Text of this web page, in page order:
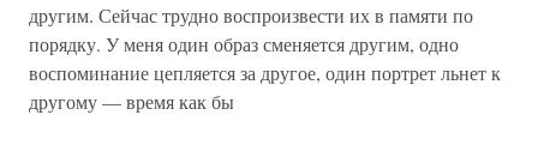
другим. Сейчас трудно воспроизвести их в памяти по
порядку. У меня один образ сменяется другим, одно
воспоминание цепляется за другое, один портрет льнет к
другому — время как бы